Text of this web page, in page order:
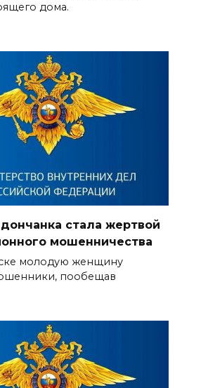
дома.
стала жертвой
мошенничества
молодую женщину
пообещав